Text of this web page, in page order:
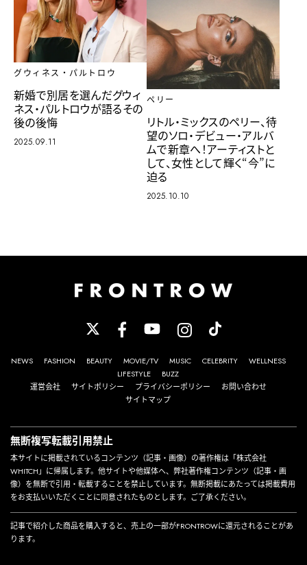
グウィネス・パルトロウ
新婚で別居を選んだグウィ
ネス・パルトロウが語るその
後の後悔
2025.09.11
ペリー
リトル・ミックスのペリー、待
望のソロ・デビュー・アルバ
ムで新章へ！アーティストと
して、女性として輝く“今”に
迫る
2025.10.10
NEWS FASHION BEAUTY MOVIE/TV MUSIC CELEBRITY
WELLNESS
LIFESTYLE
BUZZ
運営会社
サイトポリシー プライバシーポリシー
お問い合わせ
サイトマップ
無断複写転載引用禁止
本サイトに掲載されているコンテンツ（記事・画像）の著作権は「株式会社
WHITCH」に帰属します。他サイトや他媒体へ、弊社著作権コンテンツ（記事・画
像）を無断で引用・転載することを禁止しています。無断掲載にあたっては掲載費用
をお支払いいただくことに同意されたものとします。ご了承ください。
記事で紹介した商品を購入すると、売上の一部がFRONTROWに還元されることがあ
ります。